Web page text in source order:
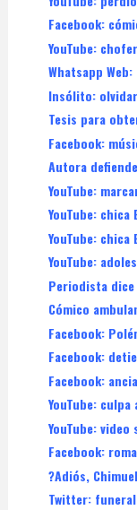
Facebook:
YouTube:
Whatsapp
Insólito:
Tesis para
Facebook:
Autora
YouTube:
YouTube:
YouTube:
YouTube:
Periodista dice
Cómico
Facebook:
Facebook:
Facebook:
YouTube:
YouTube:
Facebook:
?Adiós,
Twitter: